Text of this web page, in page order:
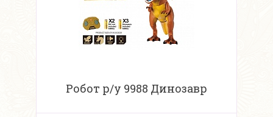
Робот р/у 9988 Динозавр